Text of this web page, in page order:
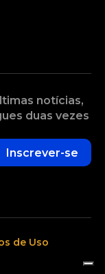
notícias,
duas vezes
Inscrever-se
de Uso